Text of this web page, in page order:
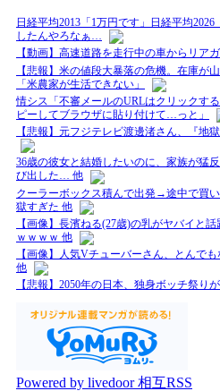
日経平均2013「1万円です」日経平均
したんやろなぁ…
【動画】高速道路を走行中の車からリア
【悲報】米の値段大暴落の危機。在庫が
「米農家が生活できない」
情シス「不審メールのURLはクリックす
ピーしてブラウザに貼り付けて…っと」
【悲報】元フジテレビ渡邊渚さん、『地
36歳の彼女と結婚したいのに、家族が猛
び出した… 他
クーラーボックス積んで出発→途中で買
獄すぎた 他
【画像】長濱ねる(27歳)の乳がヤバイと
ｗｗｗｗ 他
【画像】人気Vチューバーさん、とんで
他
【悲報】2050年の日本、独身ボッチ祭り
Powered by livedoor 相互RSS